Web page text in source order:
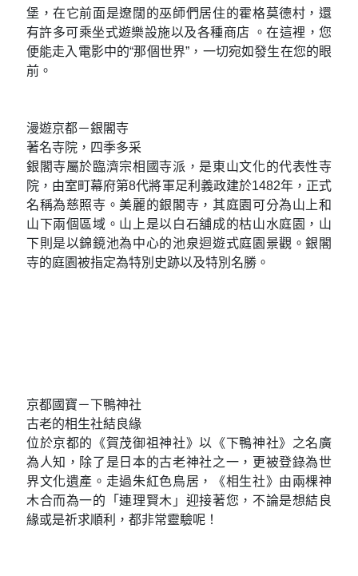
堡，在它前面是遼闊的巫師們居住的霍格莫德村，還
有許多可乘坐式遊樂設施以及各種商店 。在這裡，您
便能走入電影中的“那個世界”，一切宛如發生在您的眼
前。
漫遊京都－銀閣寺
著名寺院，四季多采
銀閣寺屬於臨濟宗相國寺派，是東山文化的代表性寺
院，由室町幕府第8代將軍足利義政建於1482年，正式
名稱為慈照寺。美麗的銀閣寺，其庭園可分為山上和
山下兩個區域。山上是以白石舖成的枯山水庭園，山
下則是以錦鏡池為中心的池泉迴遊式庭園景觀。銀閣
寺的庭園被指定為特別史跡以及特別名勝。
京都國寶－下鴨神社
古老的相生社結良緣
位於京都的《賀茂御祖神社》以《下鴨神社》之名廣
為人知，除了是日本的古老神社之一，更被登錄為世
界文化遺產。走過朱紅色鳥居，《相生社》由兩棵神
木合而為一的「連理賢木」迎接著您，不論是想結良
緣或是祈求順利，都非常靈驗呢！